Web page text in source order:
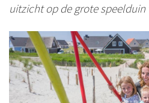
uitzicht op de grote